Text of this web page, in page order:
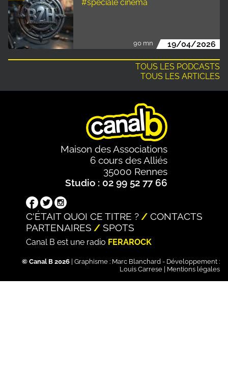
#spéciale cinéma
90 mn 19/04/2026
TOUS LES PODCASTS
TOUS LES ARTICLES
Maison des Associations
6 cours des Alliés
35000 Rennes
Studio : 02 99 52 77 66
C'ÉTAIT QUOI CE TITRE ?
CONTACTS
PARTENAIRES
SPOTS
Canal B est une radio FERAROCK
© Canal B 2026 | Graphisme : Marc Blanchard - Développement :
Louis Carrese
Mentions légales